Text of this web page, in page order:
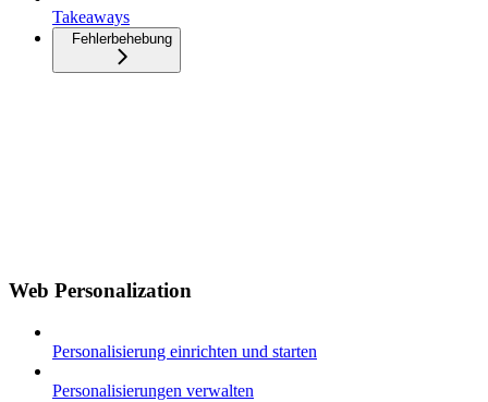
Takeaways
Fehlerbehebung
Web Personalization
Personalisierung einrichten und starten
Personalisierungen verwalten